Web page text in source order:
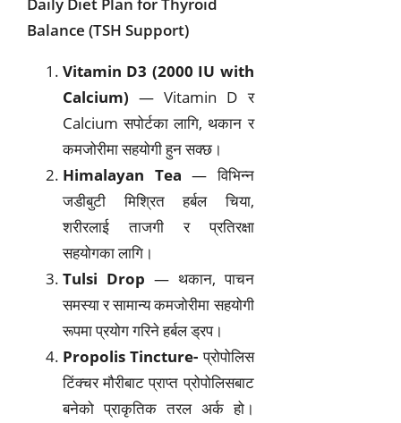
Daily Diet Plan for Thyroid
Balance (TSH Support)
Vitamin D3 (2000 IU with
Calcium) — Vitamin D र
Calcium सपोर्टका लागि, थकान र
कमजोरीमा सहयोगी हुन सक्छ।
Himalayan Tea — विभिन्न
जडीबुटी मिश्रित हर्बल चिया,
शरीरलाई ताजगी र प्रतिरक्षा
सहयोगका लागि।
Tulsi Drop — थकान, पाचन
समस्या र सामान्य कमजोरीमा सहयोगी
रूपमा प्रयोग गरिने हर्बल ड्रप।
Propolis Tincture- प्रोपोलिस
टिंक्चर मौरीबाट प्राप्त प्रोपोलिसबाट
बनेको प्राकृतिक तरल अर्क हो।